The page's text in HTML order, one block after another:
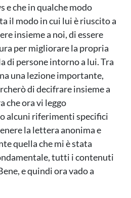
e che in qualche modo
il modo in cui lui è riuscito a
insieme a noi, di essere
per migliorare la propria
di persone intorno a lui. Tra
una lezione importante,
di decifrare insieme a
che ora vi leggo
alcuni riferimenti specifici
la lettera anonima e
quella che mi è stata
tutti i contenuti
e quindi ora vado a